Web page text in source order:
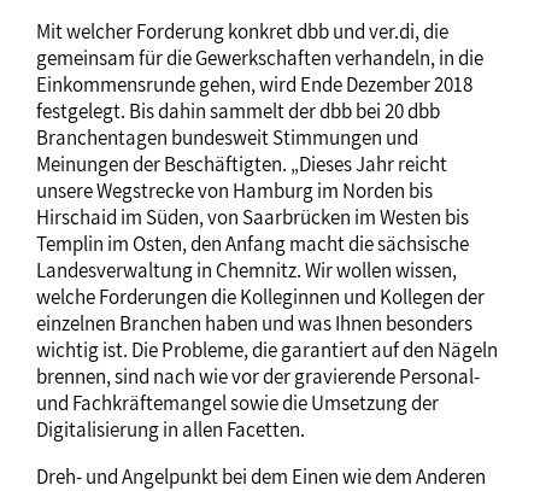
Mit welcher Forderung konkret dbb und ver.di, die
gemeinsam für die Gewerkschaften verhandeln, in die
Einkommensrunde gehen, wird Ende Dezember 2018
festgelegt. Bis dahin sammelt der dbb bei 20 dbb
Branchentagen bundesweit Stimmungen und
Meinungen der Beschäftigten. „Dieses Jahr reicht
unsere Wegstrecke von Hamburg im Norden bis
Hirschaid im Süden, von Saarbrücken im Westen bis
Templin im Osten, den Anfang macht die sächsische
Landesverwaltung in Chemnitz. Wir wollen wissen,
welche Forderungen die Kolleginnen und Kollegen der
einzelnen Branchen haben und was Ihnen besonders
wichtig ist. Die Probleme, die garantiert auf den Nägeln
brennen, sind nach wie vor der gravierende Personal-
und Fachkräftemangel sowie die Umsetzung der
Digitalisierung in allen Facetten.
Dreh- und Angelpunkt bei dem Einen wie dem Anderen